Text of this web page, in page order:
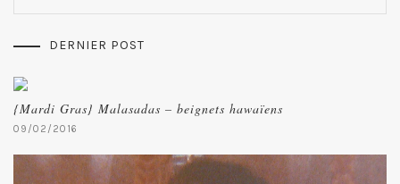
DERNIER POST
{Mardi Gras} Malasadas – beignets hawaïens
09/02/2016